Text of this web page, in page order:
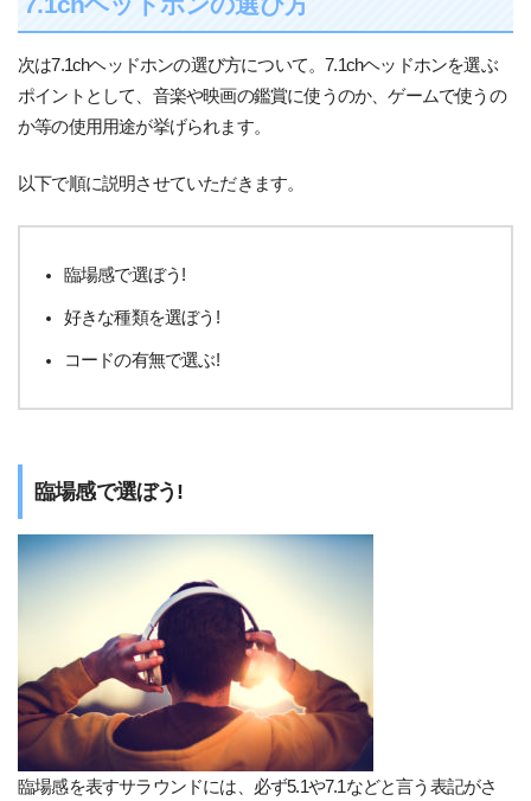
次は7.1chヘッドホンの選び方について。7.1chヘッドホンを選ぶ
ポイントとして、音楽や映画の鑑賞に使うのか、ゲームで使うの
か等の使用用途が挙げられます。
以下で順に説明させていただきます。
臨場感で選ぼう!
好きな種類を選ぼう!
コードの有無で選ぶ!
臨場感で選ぼう!
臨場感を表すサラウンドには、必ず5.1や7.1などと言う表記がさ